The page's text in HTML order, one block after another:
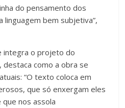
do pensamento dos
bem subjetiva”,
integra o projeto do
destaca como a obra se
“O texto coloca em
que só enxergam eles
que nos assola